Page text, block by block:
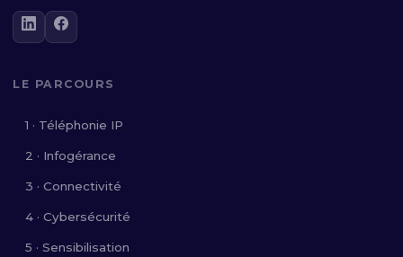
LE PARCOURS
1 · Téléphonie IP
2 · Infogérance
3 · Connectivité
4 · Cybersécurité
5 · Sensibilisation